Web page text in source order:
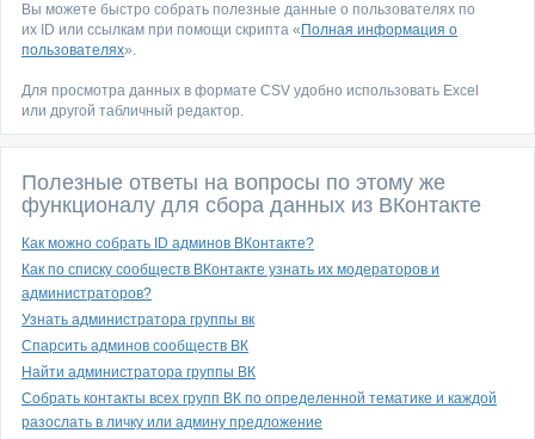
Вы можете быстро собрать полезные данные о пользователях по
их ID или ссылкам при помощи скрипта « Полная информация о
пользователях».
Для просмотра данных в формате CSV удобно использовать Excel
или другой табличный редактор.
Полезные ответы на вопросы по этому же
функционалу для сбора данных из ВКонтакте
Как можно собрать ID админов ВКонтакте?
Как по списку сообществ ВКонтакте узнать их модераторов и
администраторов?
Узнать администратора группы вк
Спарсить админов сообществ ВК
Найти администратора группы ВК
Собрать контакты всех групп ВК по определенной тематике и каждой
разослать в личку или админу предложение